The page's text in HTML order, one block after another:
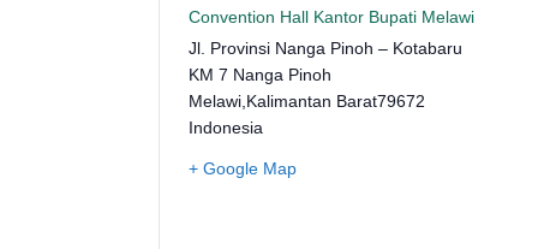
Convention Hall Kantor Bupati Melawi
Jl. Provinsi Nanga Pinoh – Kotabaru
KM 7 Nanga Pinoh
Melawi Kalimantan Barat79672
Indonesia
+ Google Map